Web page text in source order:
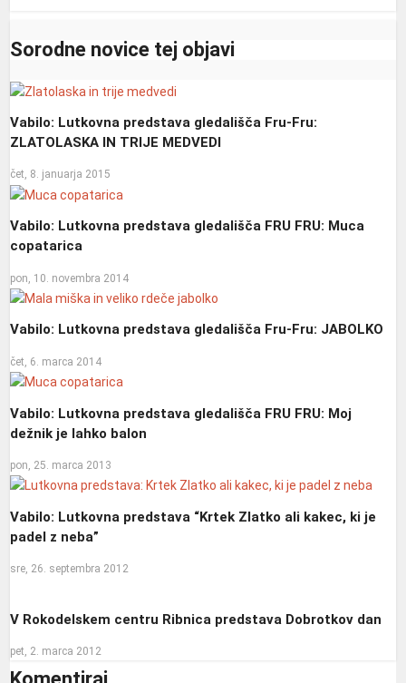
Sorodne novice tej objavi
Vabilo: Lutkovna predstava gledališča Fru-Fru:
ZLATOLASKA IN TRIJE MEDVEDI
čet, 8. januarja 2015
Vabilo: Lutkovna predstava gledališča FRU FRU: Muca
copatarica
pon, 10. novembra 2014
Vabilo: Lutkovna predstava gledališča Fru-Fru: JABOLKO
čet, 6. marca 2014
Vabilo: Lutkovna predstava gledališča FRU FRU: Moj
dežnik je lahko balon
pon, 25. marca 2013
Vabilo: Lutkovna predstava “Krtek Zlatko ali kakec, ki je
padel z neba”
sre, 26. septembra 2012
V Rokodelskem centru Ribnica predstava Dobrotkov dan
pet, 2. marca 2012